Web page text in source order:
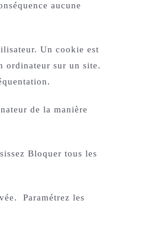
aucune
Un cookie est
ordinateur sur un site.
de la manière
Bloquer tous les
Paramétrez les